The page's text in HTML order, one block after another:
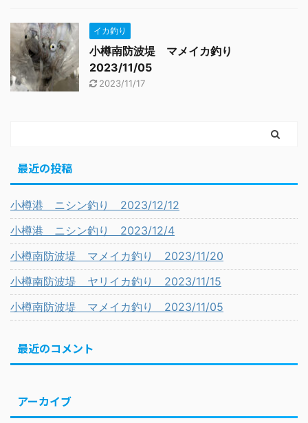
イカ釣り
小樽南防波堤 マメイカ釣り
2023/11/05
2023/11/17
最近の投稿
小樽港 ニシン釣り 2023/12/12
小樽港 ニシン釣り 2023/12/4
小樽南防波堤 マメイカ釣り 2023/11/20
小樽南防波堤 ヤリイカ釣り 2023/11/15
小樽南防波堤 マメイカ釣り 2023/11/05
最近のコメント
アーカイブ